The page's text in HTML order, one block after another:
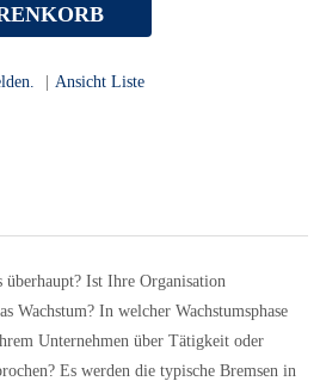
Ansicht Liste
überhaupt? Ist Ihre Organisation
Wachstum? In welcher Wachstumsphase
Unternehmen über Tätigkeit oder
Es werden die typische Bremsen in